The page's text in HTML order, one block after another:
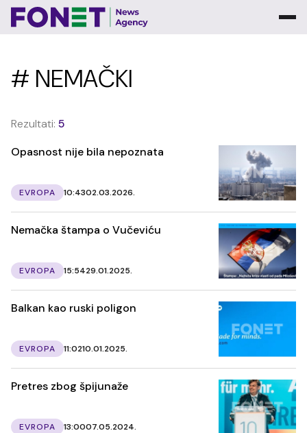
# NEMAČKI
Rezultati: 5
Opasnost nije bila nepoznata
EVROPA 10:4302.03.2026.
Nemačka štampa o Vučeviću
EVROPA 15:5429.01.2025.
Balkan kao ruski poligon
EVROPA 11:0210.01.2025.
Pretres zbog špijunaže
EVROPA 13:0007.05.2024.